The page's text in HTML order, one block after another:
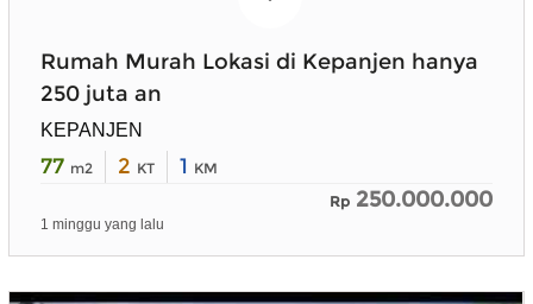
Rumah Murah Lokasi di Kepanjen hanya
250 juta an
KEPANJEN
77 m2 2 KT 1 KM
Rp 250.000.000
1 minggu yang lalu